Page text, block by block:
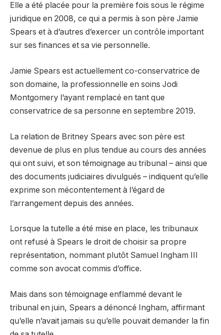
Elle a été placée pour la première fois sous le régime
juridique en 2008, ce qui a permis à son père Jamie
Spears et à d’autres d’exercer un contrôle important
sur ses finances et sa vie personnelle.
Jamie Spears est actuellement co-conservatrice de
son domaine, la professionnelle en soins Jodi
Montgomery l’ayant remplacé en tant que
conservatrice de sa personne en septembre 2019.
La relation de Britney Spears avec son père est
devenue de plus en plus tendue au cours des années
qui ont suivi, et son témoignage au tribunal – ainsi que
des documents judiciaires divulgués – indiquent qu’elle
exprime son mécontentement à l’égard de
l’arrangement depuis des années.
Lorsque la tutelle a été mise en place, les tribunaux
ont refusé à Spears le droit de choisir sa propre
représentation, nommant plutôt Samuel Ingham III
comme son avocat commis d’office.
Mais dans son témoignage enflammé devant le
tribunal en juin, Spears a dénoncé Ingham, affirmant
qu’elle n’avait jamais su qu’elle pouvait demander la fin